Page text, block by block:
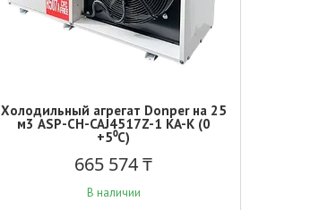
Холодильный агрегат Donper на 25
м3 ASP-СH-CAJ4517Z-1 KA-K (0
+5⁰С)
665 574 ₸
В наличии